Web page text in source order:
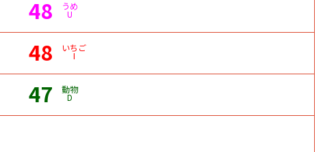
48 うめ
U
48 いちご
I
47 動物
D